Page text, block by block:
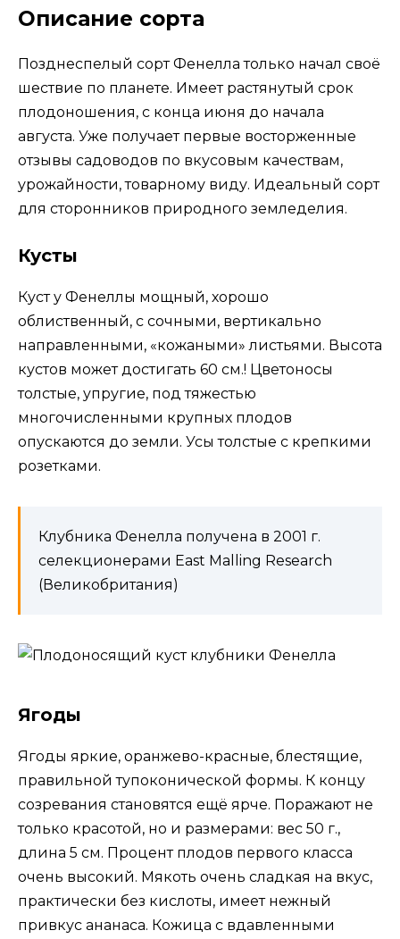
Описание сорта
Позднеспелый сорт Фенелла только начал своё
шествие по планете. Имеет растянутый срок
плодоношения, с конца июня до начала
августа. Уже получает первые восторженные
отзывы садоводов по вкусовым качествам,
урожайности, товарному виду. Идеальный сорт
для сторонников природного земледелия.
Кусты
Куст у Фенеллы мощный, хорошо
облиственный, с сочными, вертикально
направленными, «кожаными» листьями. Высота
кустов может достигать 60 см.! Цветоносы
толстые, упругие, под тяжестью
многочисленными крупных плодов
опускаются до земли. Усы толстые с крепкими
розетками.
Клубника Фенелла получена в 2001 г.
селекционерами East Malling Research
(Великобритания)
Ягоды
Ягоды яркие, оранжево-красные, блестящие,
правильной тупоконической формы. К концу
созревания становятся ещё ярче. Поражают не
только красотой, но и размерами: вес 50 г.,
длина 5 см. Процент плодов первого класса
очень высокий. Мякоть очень сладкая на вкус,
практически без кислоты, имеет нежный
привкус ананаса. Кожица с вдавленными